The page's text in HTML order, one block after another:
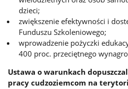
dzieci;
zwiększenie efektywności i
Funduszu Szkoleniowego;
wprowadzenie pożyczki
400 proc. przeciętnego
Ustawa o warunkach
pracy cudzoziemcom na